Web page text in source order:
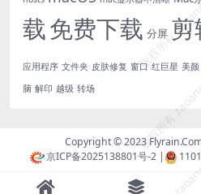
载免费下载 分屏
应用程序 文件夹 皮肤修复 窗口 红巨星 美颜
脑 解印 越级 转场
Copyright © 2023
京ICP备2025138801号-2|
版权所有
版权所有